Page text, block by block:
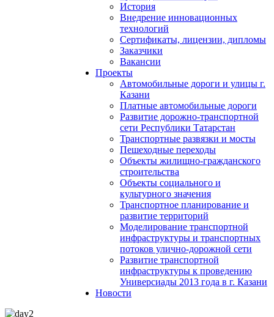
История
Внедрение инновационных
технологий
Сертификаты, лицензии, дипломы
Заказчики
Вакансии
Проекты
Автомобильные дороги и улицы г.
Казани
Платные автомобильные дороги
Развитие дорожно-транспортной
сети Республики Татарстан
Транспортные развязки и мосты
Пешеходные переходы
Объекты жилищно-гражданского
строительства
Объекты социального и
культурного значения
Транспортное планирование и
развитие территорий
Моделирование транспортной
инфраструктуры и транспортных
потоков улично-дорожной сети
Развитие транспортной
инфраструктуры к проведению
Универсиады 2013 года в г. Казани
Новости